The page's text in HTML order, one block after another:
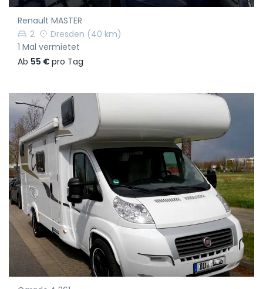
Renault MASTER
2
Dresden (40 km)
1 Mal vermietet
Ab 55 €pro Tag